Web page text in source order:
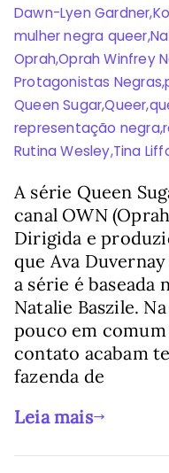
Dawn-Lyen Gardner,
mulher negra queer,
Oprah,Oprah Winfrey
Protagonistas Negras,
Queen Sugar,Queer,
representação negra,
Rutina Wesley,Tina
A série Queen
canal OWN
Dirigida e
que Ava
a série é baseada
Natalie Baszile.
pouco em
contato acabam
fazenda de
Leia mais